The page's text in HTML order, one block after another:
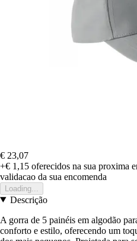
€ 23,07
+€ 1,15 oferecidos na sua proxima
validacao da sua encomenda
Loading...
Descrição
A gorra de 5 painéis em algodão
conforto e estilo, oferecendo um